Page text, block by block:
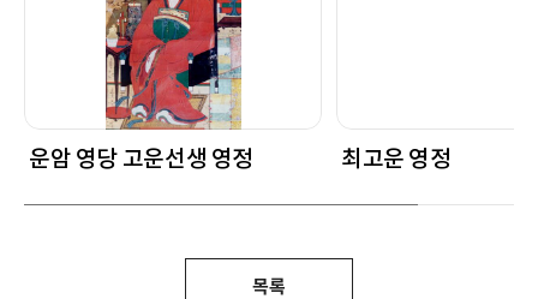
운암 영당 고운선생 영정 최고운 영정
목록